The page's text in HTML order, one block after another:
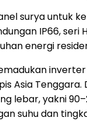
surya untuk
IP66,
energi
Asia
lebar, yakni
suhu dan